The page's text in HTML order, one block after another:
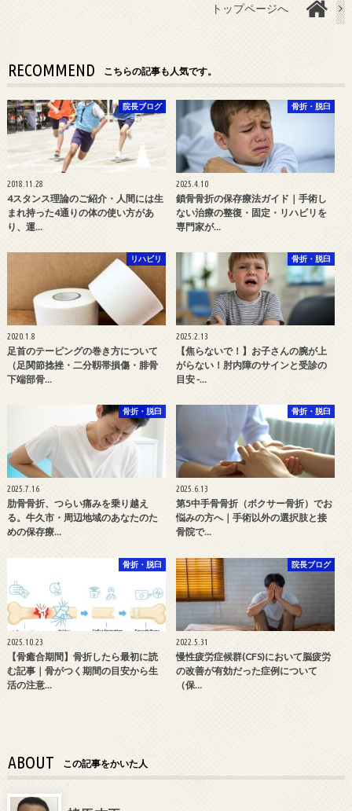
トップページへ
RECOMMEND こちらの記事も人気です。
院長ブログ
2018.11.28
4スタンス理論のご紹介・人間には生
まれ持った4通りの体の使い方があ
り、運…
骨折・脱臼
2025.4.10
鎖骨骨折の保存療法ガイド｜手術し
ない治療の整復・固定・リハビリを
専門家が…
リハビリ
2020.1.8
足首のテーピングの巻き方について
（足関節捻挫・二分靱帯損傷・腓骨
下端部骨…
骨折・脱臼
2025.2.13
【焦らないで！】お子さんの腕が上
がらない！肘内障のサインと受診の
目安 -…
骨折・脱臼
2025.7.16
肋骨骨折、つらい痛みを乗り越え
る。牛久市・周辺地域のあなたのた
めの保存療…
骨折・脱臼
2025.6.13
第5中手骨骨折（ボクサー骨折）でお
悩みの方へ｜手術以外の選択肢と接
骨院で…
骨折・脱臼
2025.10.23
【骨癒合期間】骨折したら最初に読
む記事｜骨がつく期間の目安から生
活の注意…
院長ブログ
2022.5.31
慢性疲労症候群(CFS)において脳疲労
の改善が有効だった症例について
（保…
ABOUT この記事をかいた人